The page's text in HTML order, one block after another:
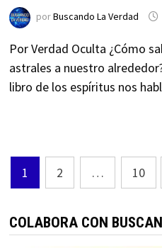
porBuscando La Verdad
Por Verdad Oculta ¿Cómo
astrales a nuestro
libro de los espíritus nos
Paginación
de
entradas
1 2 … 10
COLABORA CON